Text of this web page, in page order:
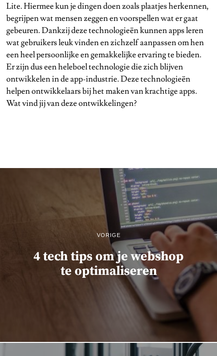
Lite. Hiermee kun je dingen doen zoals plaatjes herkennen,
begrijpen wat mensen zeggen en voorspellen wat er gaat
gebeuren. Dankzij deze technologieën kunnen apps leren
wat gebruikers leuk vinden en zichzelf aanpassen om hen
een heel persoonlijke en gemakkelijke ervaring te bieden.
Er zijn dus een heleboel technologie die zich blijven
ontwikkelen in de app-industrie. Deze technologieën
helpen ontwikkelaars bij het maken van krachtige apps.
Wat vind jij van deze ontwikkelingen?
VORIGE
4 tech tips om je webshop
te optimaliseren